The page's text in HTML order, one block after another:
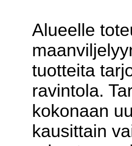
Alueelle
tuotteita
ravintola.
kokonaan
kausittain